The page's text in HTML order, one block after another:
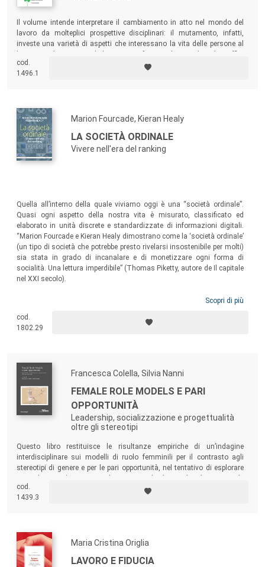
Il volume intende interpretare il cambiamento in atto nel mondo del
lavoro da molteplici prospettive disciplinari: il mutamento, infatti,
investe una varietà di aspetti che interessano la vita delle persone al
per interessi analitici può aiutare a cogliere i nessi e le traiettorie.
cod.
1496.1
Marion Fourcade, Kieran Healy
LA SOCIETÀ ORDINALE
Vivere nell'era del ranking
Quella all’interno della quale viviamo oggi è una “società ordinale”.
Quasi ogni aspetto della nostra vita è misurato, classificato ed
elaborato in unità discrete e standardizzate di informazioni digitali.
“Marion Fourcade e Kieran Healy dimostrano come la ‘società ordinale’
(un tipo di società che potrebbe presto rivelarsi insostenibile per molti)
sia stata in grado di incanalare e di monetizzare ogni forma di
socialità. Una lettura imperdibile” (Thomas Piketty, autore de Il capitale
nel XXI secolo).
Scopri di più
cod.
1802.29
Francesca Colella, Silvia Nanni
FEMALE ROLE MODELS E PARI
OPPORTUNITÀ
Leadership, socializzazione e progettualità
oltre gli stereotipi
Questo libro restituisce le risultanze empiriche di un’indagine
interdisciplinare sui modelli di ruolo femminili per il contrasto agli
stereotipi di genere e per le pari opportunità, nel tentativo di esplorare
rigidità organizzative creino forme di discriminazione o esclusione per
le donne.
cod.
1439.3
Maria Cristina Origlia
LAVORO E FIDUCIA